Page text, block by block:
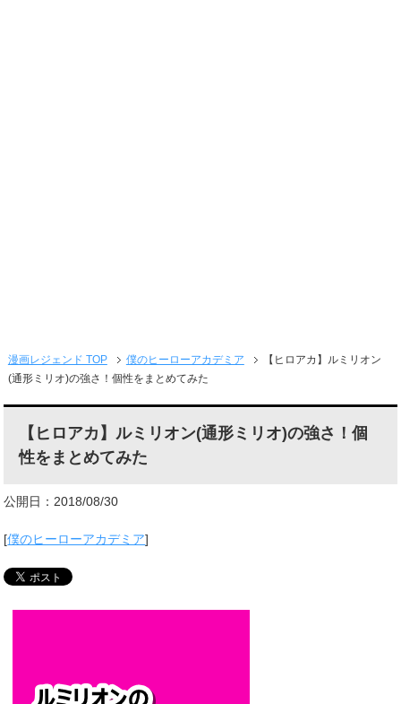
漫画レジェンド TOP 僕のヒーローアカデミア
【ヒロアカ】ルミリオン
(通形ミリオ)の強さ！個性をまとめてみた
【ヒロアカ】ルミリオン(通形ミリオ)の強さ！個
性をまとめてみた
公開日：2018/08/30
[僕のヒーローアカデミア]